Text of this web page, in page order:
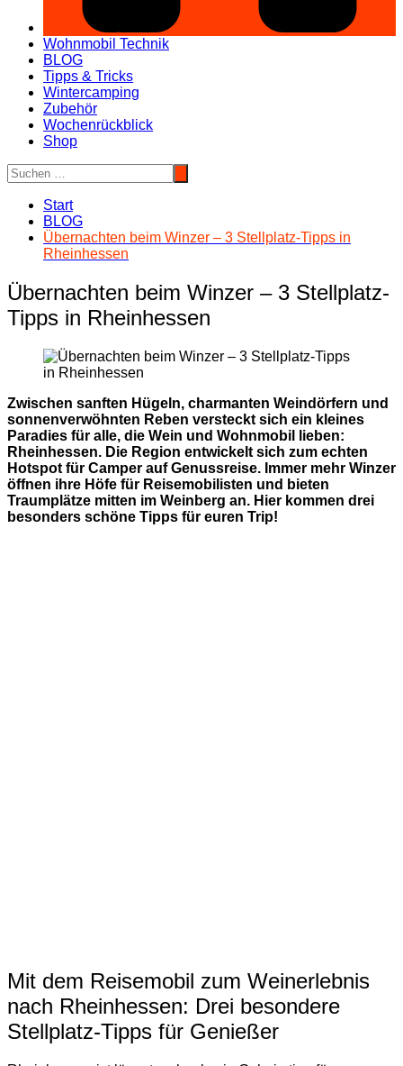
Wohnmobil Technik
BLOG
Tipps & Tricks
Wintercamping
Zubehör
Wochenrückblick
Shop
Start
BLOG
Übernachten beim Winzer – 3 Stellplatz-Tipps in
Rheinhessen
Übernachten beim Winzer – 3 Stellplatz-
Tipps in Rheinhessen
Zwischen sanften Hügeln, charmanten Weindörfern und
sonnenverwöhnten Reben versteckt sich ein kleines
Paradies für alle, die Wein und Wohnmobil lieben:
Rheinhessen. Die Region entwickelt sich zum echten
Hotspot für Camper auf Genussreise. Immer mehr Winzer
öffnen ihre Höfe für Reisemobilisten und bieten
Traumplätze mitten im Weinberg an. Hier kommen drei
besonders schöne Tipps für euren Trip!
Mit dem Reisemobil zum Weinerlebnis
nach Rheinhessen: Drei besondere
Stellplatz-Tipps für Genießer